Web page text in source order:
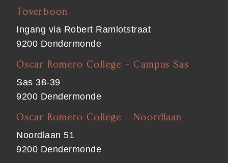
Toverboon
Ingang via Robert Ramlotstraat
9200 Dendermonde
Oscar Romero College - Campus Sas
Sas 38-39
9200 Dendermonde
Oscar Romero College - Noordlaan
Noordlaan 51
9200 Dendermonde